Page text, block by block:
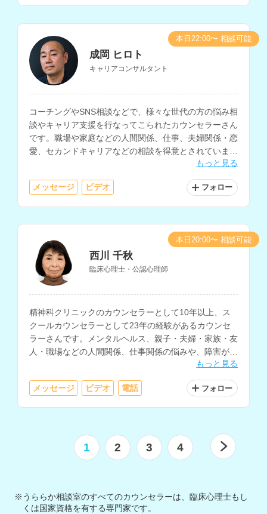
成岡 ヒロト
キャリアコンサルタント
コーチングやSNS相談などで、様々な世代の方の悩み相
談やキャリア支援を行なってこられたカウンセラーさん
です。職場や家庭などの人間関係、仕事、夫婦関係・恋
愛、セカンドキャリアなどの相談を得意とされていま
もっと見る
メッセージ ビデオ フォロー
本日22:00〜 相談可能
西川 千秋
臨床心理士・公認心理師
精神科クリニックのカウンセラーとして10年以上、ス
クールカウンセラーとして23年の経験があるカウンセ
ラーさんです。メンタルヘルス、親子・夫婦・家族・友
人・職場などの人間関係、仕事関係の悩みや、障害があ
もっと見る
メッセージ ビデオ 電話 フォロー
本日20:00〜 相談可能
1 2 3 4
※うららか相談室のすべてのカウンセラーは、臨床心理士もし
くは国家資格を有する専門家です。